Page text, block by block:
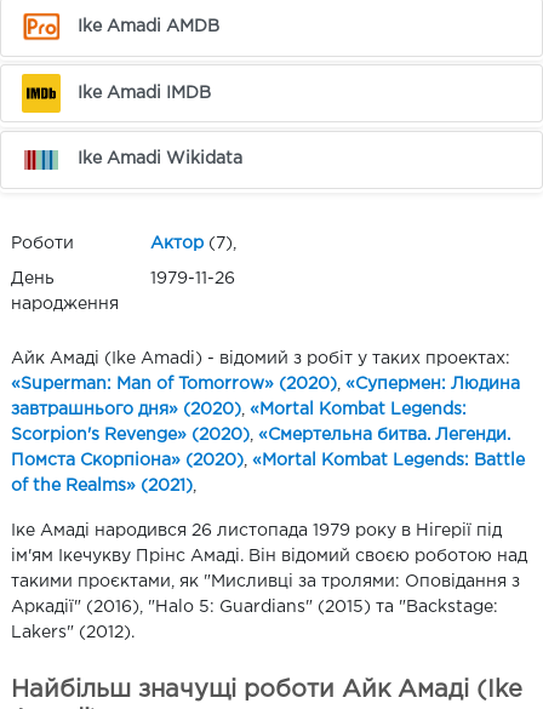
Ike Amadi AMDB
Ike Amadi IMDB
Ike Amadi Wikidata
Роботи Актор (7),
День
народження
1979-11-26
Айк Амаді (Ike Amadi) - відомий з робіт у таких проектах:
«Superman: Man of Tomorrow» (2020) «Супермен: Людина
завтрашнього дня» (2020) «Mortal Kombat Legends:
Scorpion's Revenge» (2020) «Смертельна битва. Легенди.
Помста Скорпіона» (2020) «Mortal Kombat Legends: Battle
of the Realms» (2021)
Іке Амаді народився 26 листопада 1979 року в Нігерії під
ім'ям Ікечукву Прінс Амаді. Він відомий своєю роботою над
такими проєктами, як "Мисливці за тролями: Оповідання з
Аркадії" (2016), "Halo 5: Guardians" (2015) та "Backstage:
Lakers" (2012).
Найбільш значущі роботи Айк Амаді (Ike